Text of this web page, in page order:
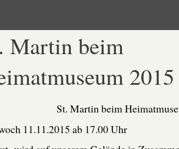
Martin beim
2015
St. Martin beim
11.11.2015 ab 17.00 Uhr